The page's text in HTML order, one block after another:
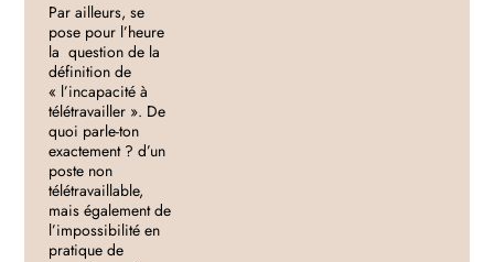
Par ailleurs, se
pose pour l’heure
la question de la
définition de
« l’incapacité à
télétravailler ». De
quoi parle-ton
exactement ? d’un
poste non
télétravaillable,
mais également de
l’impossibilité en
pratique de